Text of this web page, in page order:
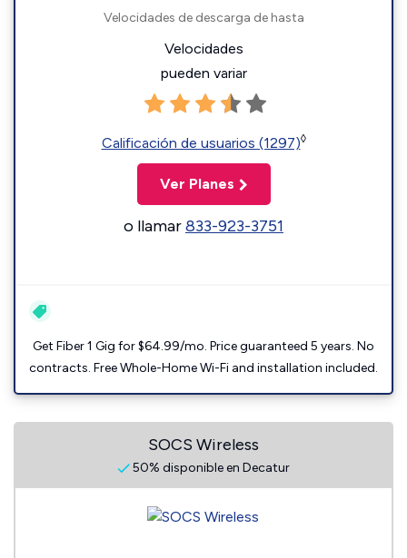
Velocidades de descarga de hasta
Velocidades
pueden variar
Calificación de usuarios (1297)◊
Ver Planes
o llamar833-923-3751
Get Fiber 1 Gig for $64.99/mo. Price guaranteed 5 years. No
contracts. Free Whole-Home Wi-Fi and installation included.
SOCS Wireless
50% disponible en Decatur